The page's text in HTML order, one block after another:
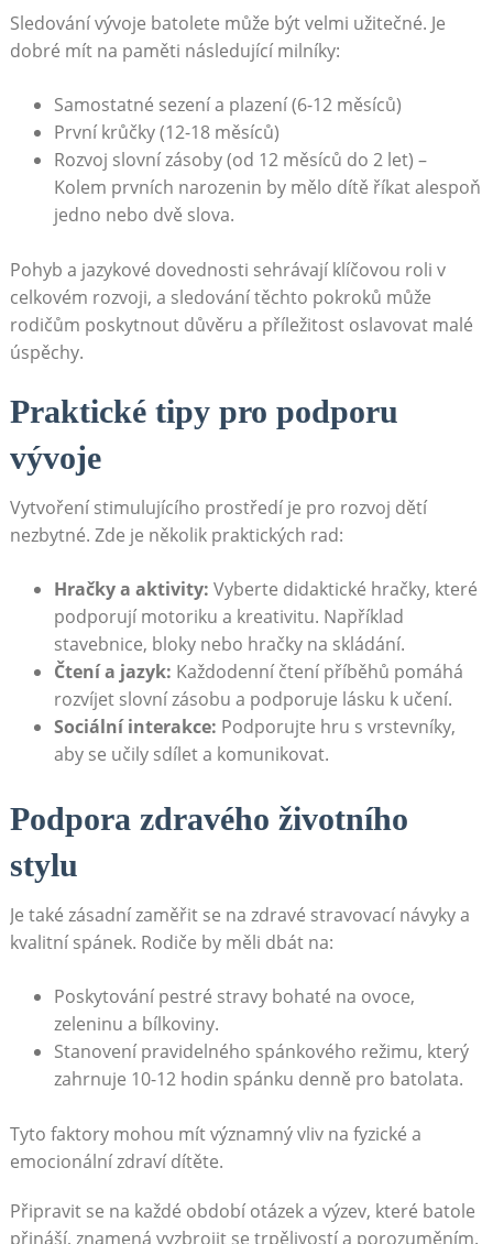
Sledování vývoje batolete může být velmi užitečné. Je
dobré mít na paměti následující milníky:
Samostatné sezení a plazení (6-12 měsíců)
První krůčky (12-18 měsíců)
Rozvoj slovní zásoby (od 12 měsíců do 2 let) –
Kolem prvních narozenin by mělo dítě říkat alespoň
jedno nebo dvě slova.
Pohyb a jazykové dovednosti sehrávají klíčovou roli v
celkovém rozvoji, a sledování těchto pokroků může
rodičům poskytnout důvěru a příležitost oslavovat malé
úspěchy.
Praktické tipy pro podporu
vývoje
Vytvoření stimulujícího prostředí je pro rozvoj dětí
nezbytné. Zde je několik praktických rad:
Hračky a aktivity: Vyberte didaktické hračky, které
podporují motoriku a kreativitu. Například
stavebnice, bloky nebo hračky na skládání.
Čtení a jazyk: Každodenní čtení příběhů pomáhá
rozvíjet slovní zásobu a podporuje lásku k učení.
Sociální interakce: Podporujte hru s vrstevníky,
aby se učily sdílet a komunikovat.
Podpora zdravého životního
stylu
Je také zásadní zaměřit se na zdravé stravovací návyky a
kvalitní spánek. Rodiče by měli dbát na:
Poskytování pestré stravy bohaté na ovoce,
zeleninu a bílkoviny.
Stanovení pravidelného spánkového režimu, který
zahrnuje 10-12 hodin spánku denně pro batolata.
Tyto faktory mohou mít významný vliv na fyzické a
emocionální zdraví dítěte.
Připravit se na každé období otázek a výzev, které batole
přináší, znamená vyzbrojit se trpělivostí a porozuměním.